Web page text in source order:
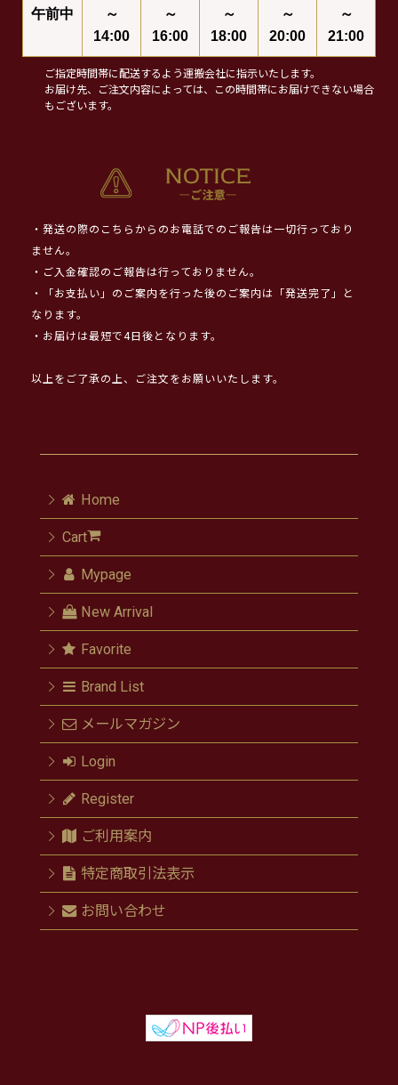
午前中
～
14:00
～
16:00
～
18:00
～
20:00
～
21:00
ご指定時間帯に配送するよう運搬会社に指示いたします。
お届け先、ご注文内容によっては、この時間帯にお届けできない場合
もございます。
・発送の際のこちらからのお電話でのご報告は一切行っており
ません。
・ご入金確認のご報告は行っておりません。
・「お支払い」のご案内を行った後のご案内は「発送完了」と
なります。
・お届けは最短で4日後となります。
以上をご了承の上、ご注文をお願いいたします。
Home
Cart
Mypage
New Arrival
Favorite
Brand List
メールマガジン
Login
Register
ご利用案内
特定商取引法表示
お問い合わせ